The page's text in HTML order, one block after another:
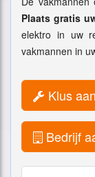
Plaats gratis
elektro in uw
vakmannen in
Klus
Bedrijf